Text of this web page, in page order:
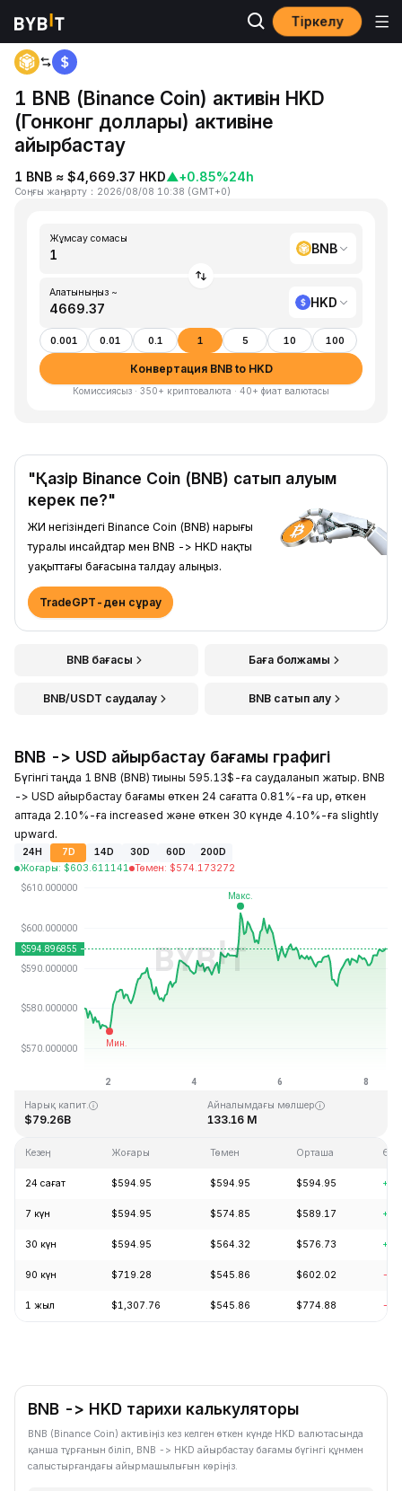
Тіркелу
Басты бет
1 BNB (Binance Coin) активін HKD
(Гонконг доллары) активіне
айырбастау
1 BNB ≈ $4,669.37 HKD▲+0.85%24h
Соңғы жаңарту ： 2026/08/08 10:38 (GMT+0)
Жұмсау сомасы
BNB
Алатыныңыз ~
HKD
0.001 0.01 0.1 1 5 10 100
Конвертация BNB to HKD
Комиссиясыз · 350+ криптовалюта · 40+ фиат валютасы
"Қазір Binance Coin (BNB) сатып алуым
керек пе?"
ЖИ негізіндегі Binance Coin (BNB) нарығы
туралы инсайдтар мен BNB -> HKD нақты
уақыттағы бағасына талдау алыңыз.
TradeGPT-ден сұрау
BNB бағасы Баға болжамы
BNB/USDT саудалау BNB сатып алу
BNB -> USD айырбастау бағамы графигі
Бүгінгі таңда 1 BNB (BNB) тиыны 595.13$-ға саудаланып жатыр. BNB
-> USD айырбастау бағамы өткен 24 сағатта 0.81%-ға up, өткен
аптада 2.10%-ға increased және өткен 30 күнде 4.10%-ға slightly
upward.
24H 7D 14D 30D 60D
200D
Жоғары: $603.611141 Төмен: $574.173272
Соңғы жаңарту: 2026-08-08, 10:38 GMT+0
Нарық капит.
$79.26B
Айналымдағы мөлшер
133.16 M
Кезең Жоғары Төмен Орташа
24 сағат $594.95 $594.95 $594.95
7 күн $594.95 $574.85 $589.17
30 күн $594.95 $564.32 $576.73
90 күн $719.28 $545.86 $602.02 -
1 жыл $1,307.76 $545.86 $774.88 -
BNB -> HKD тарихи калькуляторы
BNB (Binance Coin) активіңіз кез келген өткен күнде HKD валютасында
қанша тұрғанын біліп, BNB -> HKD айырбастау бағамы бүгінгі құнмен
салыстырғандағы айырмашылығын көріңіз.